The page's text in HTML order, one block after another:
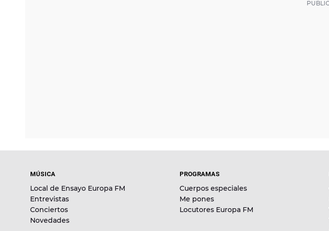
MÚSICA
Local de Ensayo Europa FM
Entrevistas
Conciertos
Novedades
PROGRAMAS
Cuerpos especiales
Me pones
Locutores Europa FM